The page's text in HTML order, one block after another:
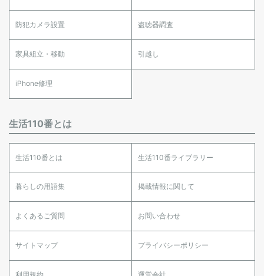
防犯カメラ設置 盗聴器調査
家具組立・移動 引越し
iPhone修理
生活110番とは
生活110番とは 生活110番ライブラリー
暮らしの用語集 掲載情報に関して
よくあるご質問 お問い合わせ
サイトマップ プライバシーポリシー